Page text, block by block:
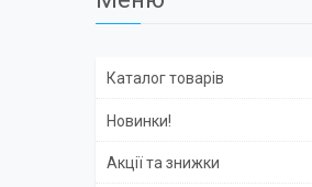
Каталог товарів
Новинки!
Акції та знижки